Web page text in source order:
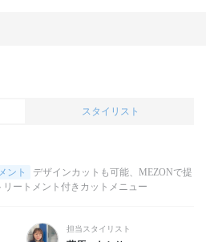
スタイリスト
ント
デザインカットも可能、MEZONで提
ートメント付きカットメニュー
担当スタイリスト